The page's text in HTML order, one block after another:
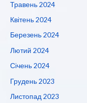
Травень 2024
Квітень 2024
Березень 2024
Лютий 2024
Січень 2024
Грудень 2023
Листопад 2023